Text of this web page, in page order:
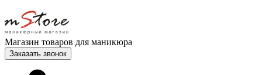
Магазин товаров для маникюра
Заказать звонок